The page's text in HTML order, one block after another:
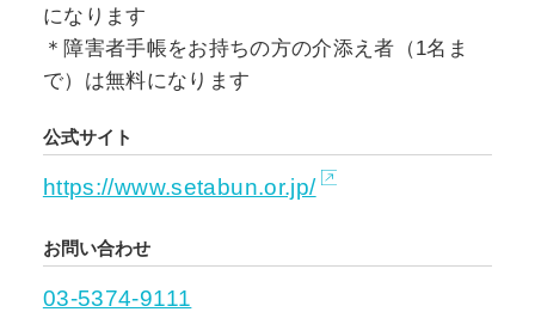
になります
＊障害者手帳をお持ちの方の介添え者（1名ま
で）は無料になります
公式サイト
https://www.setabun.or.jp/
お問い合わせ
03-5374-9111